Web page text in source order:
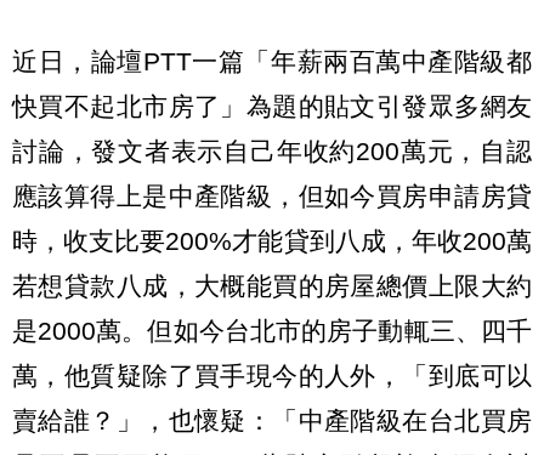
近日，論壇PTT一篇「年薪兩百萬中產階級都
快買不起北市房了」為題的貼文引發眾多網友
討論，發文者表示自己年收約200萬元，自認
應該算得上是中產階級，但如今買房申請房貸
時，收支比要200%才能貸到八成，年收200萬
若想貸款八成，大概能買的房屋總價上限大約
是2000萬。但如今台北市的房子動輒三、四千
萬，他質疑除了買手現今的人外，「到底可以
賣給誰？」，也懷疑：「中產階級在台北買房